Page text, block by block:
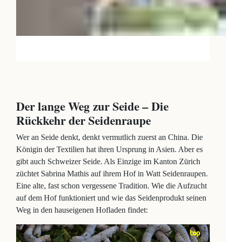
Der lange Weg zur Seide – Die
Rückkehr der Seidenraupe
Wer an Seide denkt, denkt vermutlich zuerst an China. Die
Königin der Textilien hat ihren Ursprung in Asien. Aber es
gibt auch Schweizer Seide. Als Einzige im Kanton Zürich
züchtet Sabrina Mathis auf ihrem Hof in Watt Seidenraupen.
Eine alte, fast schon vergessene Tradition. Wie die Aufzucht
auf dem Hof funktioniert und wie das Seidenprodukt seinen
Weg in den hauseigenen Hofladen findet: